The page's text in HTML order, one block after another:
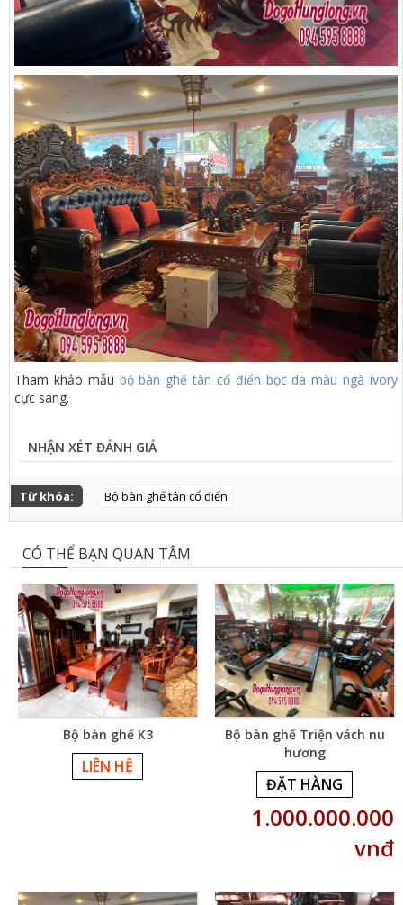
Tham khảo mẫu bộ bàn ghế tân cổ điển bọc da màu ngà ivory
cực sang.
NHẬN XÉT ĐÁNH GIÁ
Từ khóa: Bộ bàn ghế tân cổ điển
CÓ THỂ BẠN QUAN TÂM
Bộ bàn ghế K3
LIÊN HỆ
Bộ bàn ghế Triện vách nu
hương
ĐẶT HÀNG
1.000.000.000
vnđ